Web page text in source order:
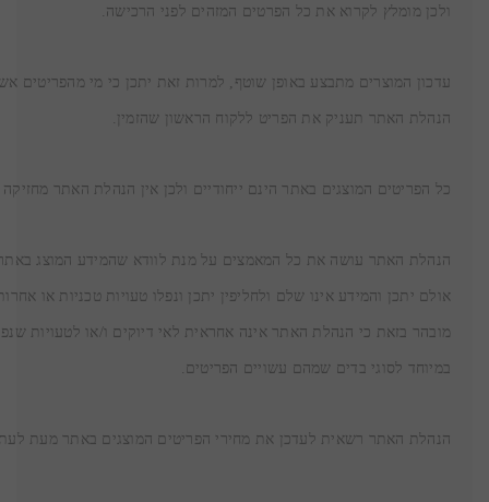
ולכן מומלץ לקרוא את כל הפרטים המזהים לפני הרכישה.
הנהלת האתר תעניק את הפריט ללקוח הראשון שהזמין.
כל הפריטים המוצגים באתר הינם ייחודיים ולכן אין הנהלת האתר
במיוחד לסוגי בדים שמהם עשויים הפריטים.
הנהלת האתר רשאית לעדכן את מחירי הפריטים המוצגים באתר מעת